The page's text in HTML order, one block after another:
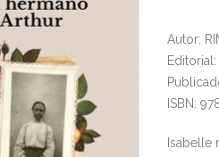
Autor:
Editorial:
ISBN:
Isabelle